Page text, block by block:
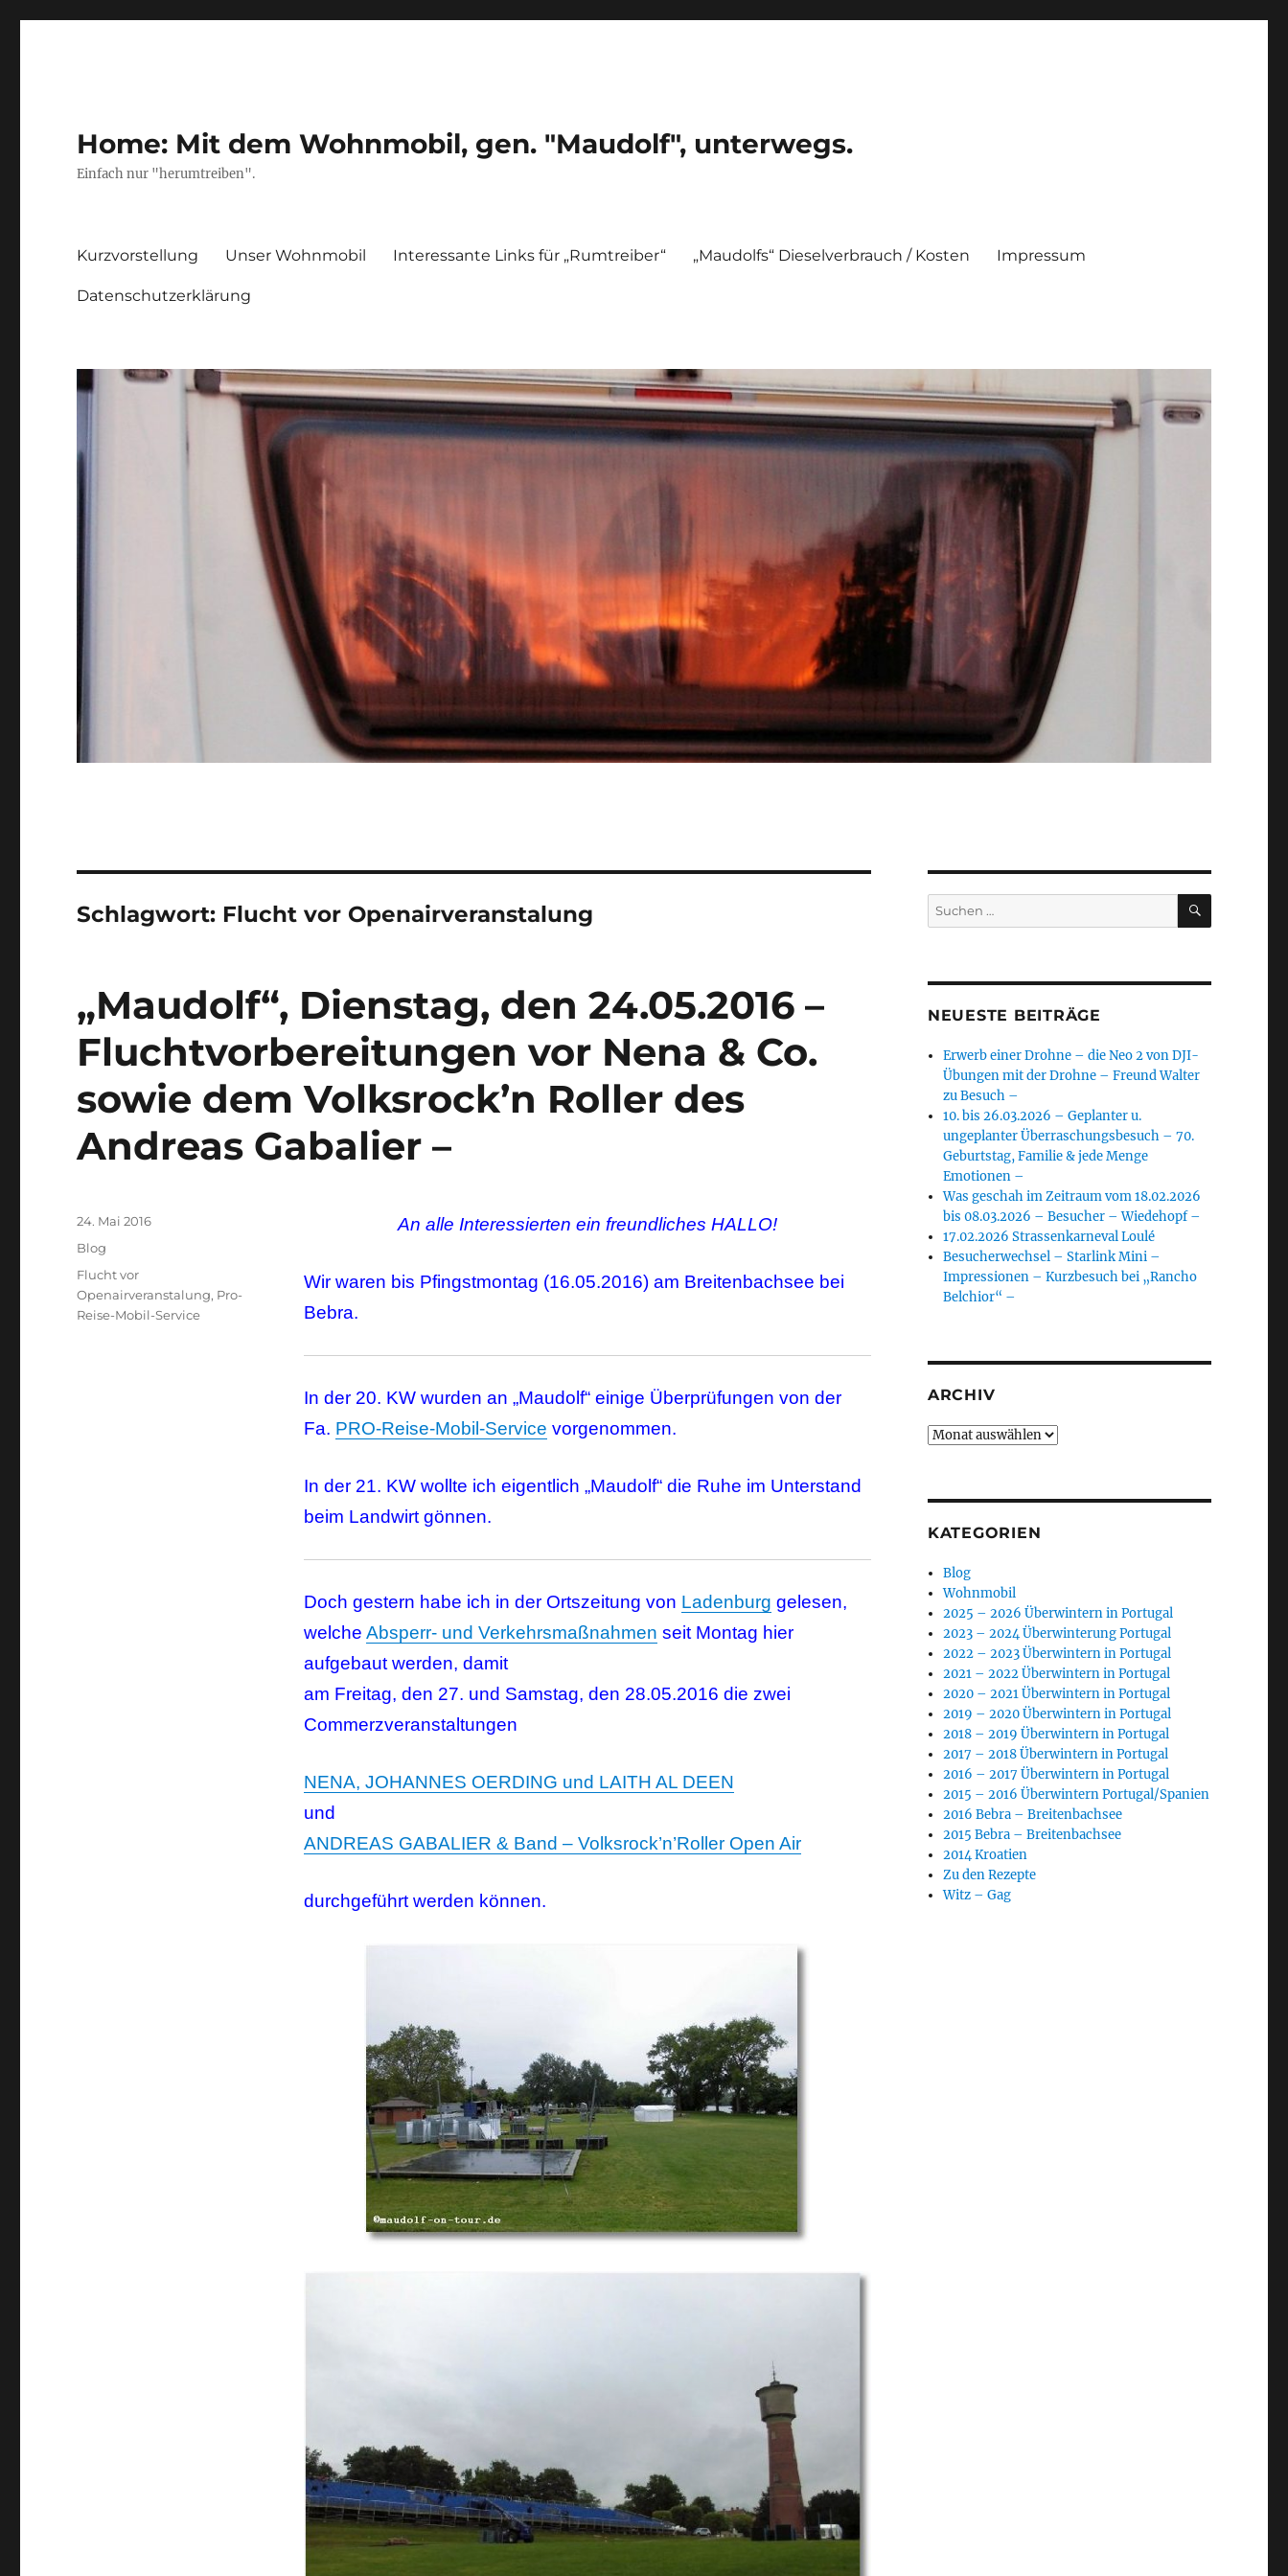
Home: Mit dem Wohnmobil, gen. "Maudolf", unterwegs.
Einfach nur "herumtreiben".
Kurzvorstellung Unser Wohnmobil Interessante Links für „Rumtreiber“ „Maudolfs“ Dieselverbrauch / Kosten Impressum
Datenschutzerklärung
Schlagwort: Flucht vor Openairveranstalung
„Maudolf“, Dienstag, den 24.05.2016 –
Fluchtvorbereitungen vor Nena & Co.
sowie dem Volksrock’n Roller des
Andreas Gabalier –
An alle Interessierten ein freundliches HALLO!
Wir waren bis Pfingstmontag (16.05.2016) am Breitenbachsee bei
Bebra.
In der 20. KW wurden an „Maudolf“ einige Überprüfungen von der
Fa. PRO-Reise-Mobil-Service vorgenommen.
In der 21. KW wollte ich eigentlich „Maudolf“ die Ruhe im Unterstand
beim Landwirt gönnen.
Doch gestern habe ich in der Ortszeitung von Ladenburg gelesen,
welche Absperr- und Verkehrsmaßnahmen seit Montag hier
aufgebaut werden, damit
am Freitag, den 27. und Samstag, den 28.05.2016 die zwei
Commerzveranstaltungen
NENA, JOHANNES OERDING und LAITH AL DEEN
und
ANDREAS GABALIER & Band – Volksrock’n’Roller Open Air
durchgeführt werden können.
Veröffentlicht
am
24. Mai 2016
Kategorien
Blog
Schlagwörter
Flucht vor
Openairveranstalung, Pro-
Reise-Mobil-Service
Suchen
nach:
SUCHEN
NEUESTE BEITRÄGE
Erwerb einer Drohne – die Neo 2 von DJI-
Übungen mit der Drohne – Freund Walter
zu Besuch –
10. bis 26.03.2026 – Geplanter u.
ungeplanter Überraschungsbesuch – 70.
Geburtstag, Familie & jede Menge
Emotionen –
Was geschah im Zeitraum vom 18.02.2026
bis 08.03.2026 – Besucher – Wiedehopf –
17.02.2026 Strassenkarneval Loulé
Besucherwechsel – Starlink Mini –
Impressionen – Kurzbesuch bei „Rancho
Belchior“ –
ARCHIV
Archiv
KATEGORIEN
Blog
Wohnmobil
2025 – 2026 Überwintern in Portugal
2023 – 2024 Überwinterung Portugal
2022 – 2023 Überwintern in Portugal
2021 – 2022 Überwintern in Portugal
2020 – 2021 Überwintern in Portugal
2019 – 2020 Überwintern in Portugal
2018 – 2019 Überwintern in Portugal
2017 – 2018 Überwintern in Portugal
2016 – 2017 Überwintern in Portugal
2015 – 2016 Überwintern Portugal/Spanien
2016 Bebra – Breitenbachsee
2015 Bebra – Breitenbachsee
2014 Kroatien
Zu den Rezepte
Witz – Gag